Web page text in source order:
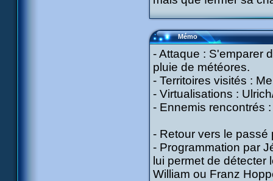
Mémo
- Attaque : S'emparer
pluie de météores.
- Territoires visités :
- Virtualisations :
- Ennemis rencontrés
- Retour vers le passé
- Programmation par
lui permet de
William ou Franz